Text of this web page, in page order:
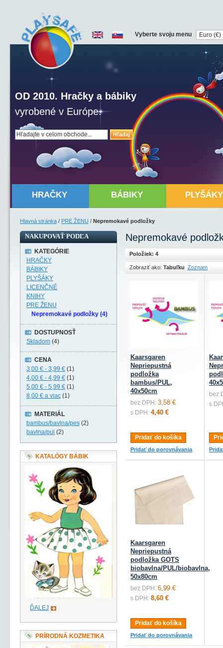
Hľadaj
OD 2010. Hračky a bábiky
vyrobené v Európe.
Vyberte svoju menu
HRAČKY BÁBIKY PLYŠÁKY
Hlavná stránka / PRE ŽENU / Nepremokavé podložky
Nepremokavé
Položiek: 4
Zobraziť ako: Tabuľku Zoznam
Kaarsgaren
Nepriepustná
podložka
bambus/PUL,
40x50cm
bez DPH: 3,58 €
s DPH: 4,40 €
Pridať do košíka
Pridať do porovnávania
bez
s
Kaarsgaren
Nepriepustná
podložka GOTS
biobavlna/PUL/biobavlna,
50x80cm
bez DPH: 6,99 €
s DPH: 8,60 €
Pridať do košíka
Pridať do porovnávania
NAKUPOVAŤ PODĽA
KATEGÓRIE
HRAČKY
BÁBIKY
PLYŠÁKY
LICENČNÉ
KNIHY
PRE ŽENU
Nepremokavé podložky (4)
DOSTUPNOSŤ
Skladom (4)
CENA
3,00 € - 3,99 € (1)
4,00 € - 4,99 € (1)
5,00 € - 5,99 € (1)
8,00 € a viac (1)
MATERIÁL
bambus/bavlna/pes (2)
bavlna/pul (2)
KATALÓGY BÁBIK
ĎALEJ
PRÍRODNÁ KOZMETIKA